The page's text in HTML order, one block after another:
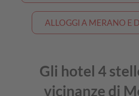
ALLOGGI A MERANO E
Gli hotel 4
vicinanze di